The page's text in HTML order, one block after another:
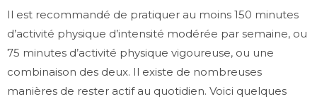
Il est recommandé de pratiquer au moins 150 minutes
d’activité physique d’intensité modérée par semaine, ou
75 minutes d’activité physique vigoureuse, ou une
combinaison des deux. Il existe de nombreuses
manières de rester actif au quotidien. Voici quelques